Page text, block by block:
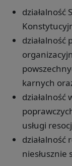
działalność
działalność
karnych
działalność
usługi
działalność
niesłusznie